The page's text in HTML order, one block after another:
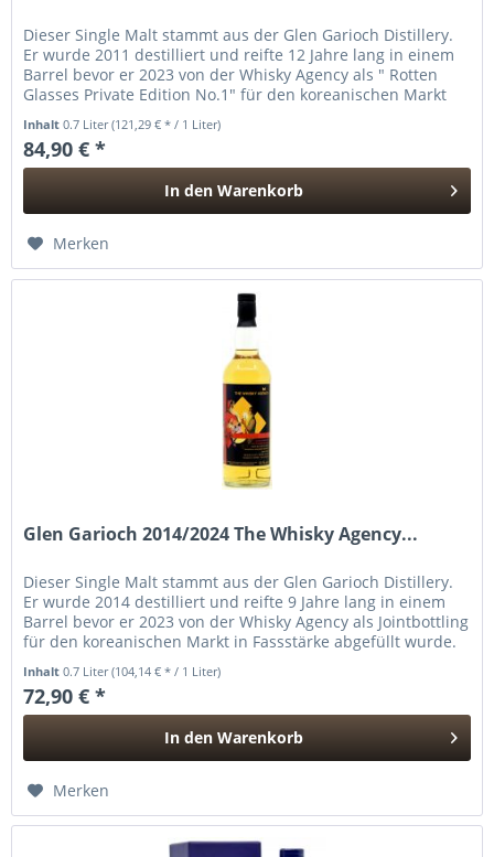
Dieser Single Malt stammt aus der Glen Garioch Distillery.
Er wurde 2011 destilliert und reifte 12 Jahre lang in einem
Barrel bevor er 2023 von der Whisky Agency als " Rotten
Glasses Private Edition No.1" für den koreanischen Markt
Inhalt0.7 Liter(121,29 € * / 1 Liter)
84,90 € *
In den Warenkorb
Merken
Glen Garioch 2014/2024 The Whisky Agency...
Dieser Single Malt stammt aus der Glen Garioch Distillery.
Er wurde 2014 destilliert und reifte 9 Jahre lang in einem
Barrel bevor er 2023 von der Whisky Agency als Jointbottling
für den koreanischen Markt in Fassstärke abgefüllt wurde.
Inhalt0.7 Liter(104,14 € * / 1 Liter)
72,90 € *
In den Warenkorb
Merken